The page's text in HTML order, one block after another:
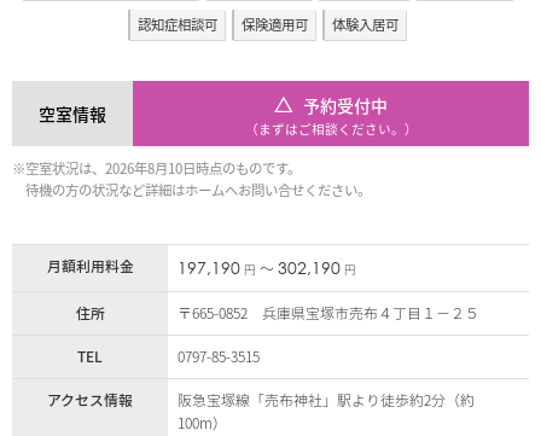
認知症相談可
保険適用可 体験入居可
空室情報 予約受付中
（まずはご相談ください。）
※空室状況は、2026年8月10日時点のものです。
待機の方の状況など詳細はホームへお問い合せください。
月額利用料金 197,190 円 〜 302,190 円
住所
〒665-0852 兵庫県宝塚市売布４丁目１－２５
TEL
0797-85-3515
アクセス情報
阪急宝塚線「売布神社」駅より徒歩約2分（約
100m）